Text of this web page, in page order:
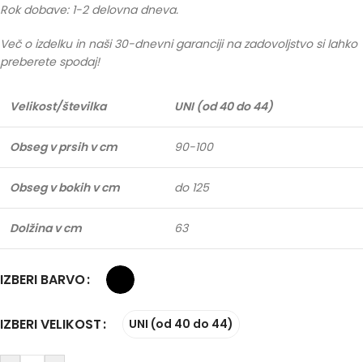
Rok dobave: 1-2 delovna dneva.
Več o izdelku in naši 30-dnevni garanciji na zadovoljstvo si lahko
preberete spodaj!
Velikost/številka UNI (od 40 do 44)
Obseg v prsih v cm 90-100
Obseg v bokih v cm do 125
Dolžina v cm 63
IZBERI BARVO
IZBERI VELIKOST UNI (od 40 do 44)